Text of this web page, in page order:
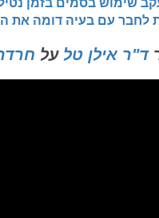
לחבר עם בעיה דומה את
ד"ר אילן טל על